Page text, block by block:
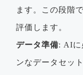
ます。この段階
評価します。
データ準備: AIに
ンなデータセッ